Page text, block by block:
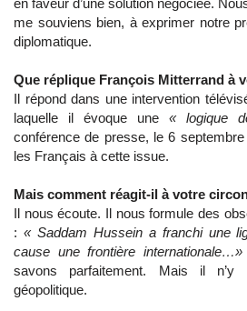
en faveur d’une solution négociée.
me souviens bien, à exprimer notre
diplomatique.
Que réplique François Mitterrand à
Il répond dans une intervention
laquelle il évoque une « logique
conférence de presse, le 6
les Français à cette issue.
Mais comment réagit-il à votre
Il nous écoute. Il nous formule des
: « Saddam Hussein a franchi une
cause une frontière internationale…»
savons parfaitement. Mais il
géopolitique.